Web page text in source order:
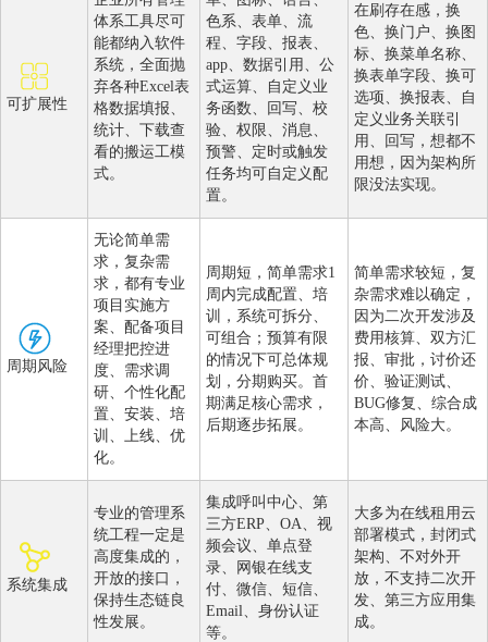
可扩展性
体系工具尽可
能都纳入软件
系统，全面抛
弃各种Excel表
格数据填报、
统计、下载查
看的搬运工模
式。
色系、表单、流
程、字段、报表、
app、数据引用、公
式运算、自定义业
务函数、回写、校
验、权限、消息、
预警、定时或触发
任务均可自定义配
置。
在刷存在感，换
色、换门户、换图
标、换菜单名称、
换表单字段、换可
选项、换报表、自
定义业务关联引
用、回写，想都不
用想，因为架构所
限没法实现。
周期风险
无论简单需
求，复杂需
求，都有专业
项目实施方
案、配备项目
经理把控进
度、需求调
研、个性化配
置、安装、培
训、上线、优
化。
周期短，简单需求1
周内完成配置、培
训，系统可拆分、
可组合；预算有限
的情况下可总体规
划，分期购买。首
期满足核心需求，
后期逐步拓展。
简单需求较短，复
杂需求难以确定，
因为二次开发涉及
费用核算、双方汇
报、审批，讨价还
价、验证测试、
BUG修复、综合成
本高、风险大。
系统集成
专业的管理系
统工程一定是
高度集成的，
开放的接口，
保持生态链良
性发展。
集成呼叫中心、第
三方ERP、OA、视
频会议、单点登
录、网银在线支
付、微信、短信、
Email、身份认证
等。
大多为在线租用云
部署模式，封闭式
架构、不对外开
放，不支持二次开
发、第三方应用集
成。